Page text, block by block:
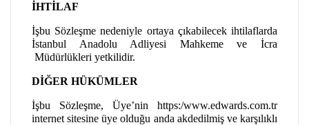
İHTİLAF
İşbu Sözleşme nedeniyle ortaya çıkabilecek ihtilaflarda
İstanbul Anadolu Adliyesi Mahkeme ve İcra
Müdürlükleri yetkilidir.
DİĞER HÜKÜMLER
İşbu Sözleşme, Üye’nin https:/www.edwards.com.tr
internet sitesine üye olduğu anda akdedilmiş ve karşılıklı